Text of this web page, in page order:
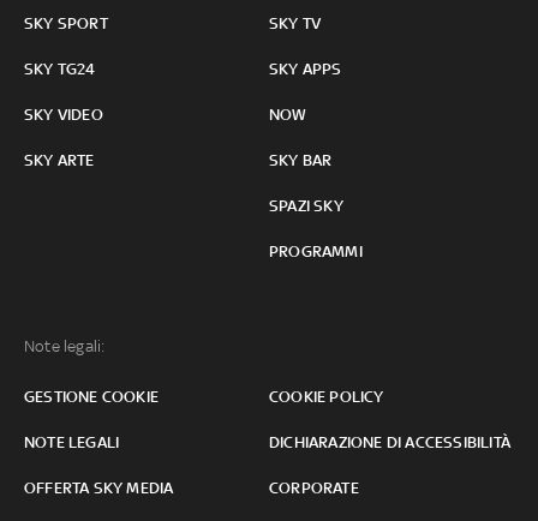
SKY SPORT
SKY TG24
SKY VIDEO
SKY ARTE
SKY TV
SKY APPS
NOW
SKY BAR
SPAZI SKY
PROGRAMMI
Note legali:
GESTIONE COOKIE COOKIE POLICY
NOTE LEGALI DICHIARAZIONE DI ACCESSIBILITÀ
OFFERTA SKY MEDIA CORPORATE